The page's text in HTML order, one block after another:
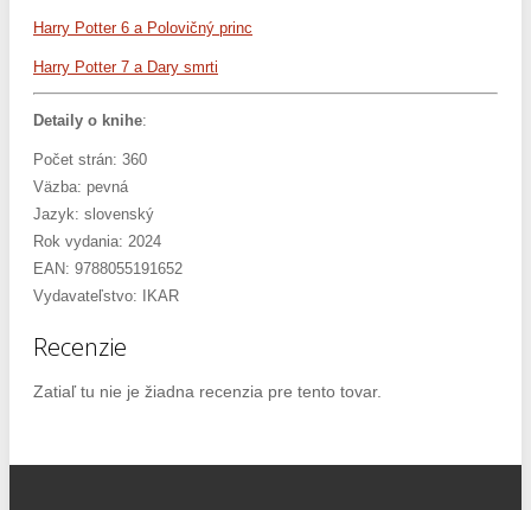
Harry Potter 6 a Polovičný princ
Harry Potter 7 a Dary smrti
Detaily o knihe:
Počet strán: 360
Väzba: pevná
Jazyk: slovenský
Rok vydania: 2024
EAN: 9788055191652
Vydavateľstvo: IKAR
Recenzie
Zatiaľ tu nie je žiadna recenzia pre tento tovar.